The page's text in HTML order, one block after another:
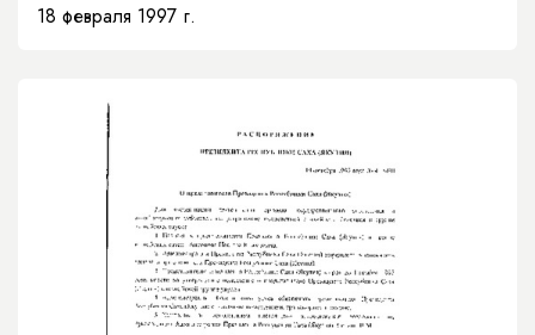
18 февраля 1997 г.